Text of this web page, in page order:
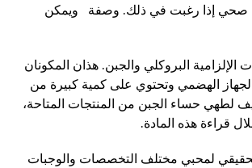
صحي إذا رغبت في ذلك. وصفة
ويمكن
الإلزامية البروكلي والجبن. هذان المكونان
الجهاز الهضمي وتحتوي على كمية كبيرة من
لطهي حساء الجبن من المنتجات المتاحة،
قراءة هذه المادة.
لمحبي مختلف التخصصات والوجبات